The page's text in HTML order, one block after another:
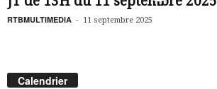
RTBMULTIMEDIA - 11 septembre 2025
Calendrier